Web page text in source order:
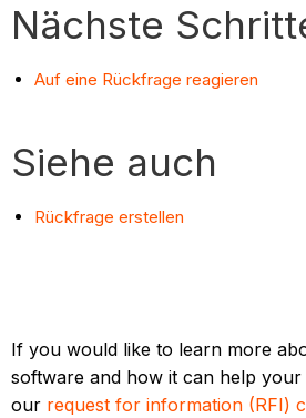
Nächste
Auf eine Rückfrage reagieren
Siehe auch
Rückfrage erstellen
If you would like to learn more
software and how it can help your
our request for information (RFI)